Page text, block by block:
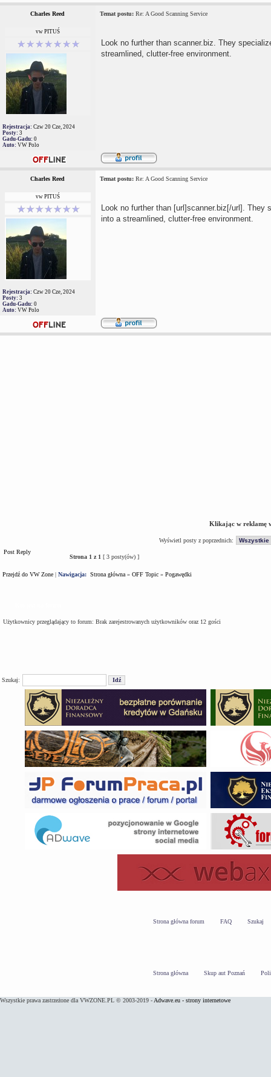
Charles Reed Temat postu: Re: A Good Scanning Service
vw PITUŚ
Rejestracja: Czw 20 Cze, 2024
Posty: 3
Gadu-Gadu: 0
Auto: VW Polo
Look no further than scanner.biz. They
streamlined, clutter-free environment.
Charles Reed Temat postu: Re: A Good Scanning Service
vw PITUŚ
Rejestracja: Czw 20 Cze, 2024
Posty: 3
Gadu-Gadu: 0
Auto: VW Polo
Look no further than [url]scanner.biz[/url].
into a streamlined, clutter-free environment.
Klikając w reklamę
Wyświetl posty z poprzednich:
Post Reply
Strona 1 z 1 [ 3 posty(ów) ]
Przejdź do VW Zone | Nawigacja: Strona główna » OFF Topic » Pogawędki
Użytkownicy przeglądający to forum: Brak zarejestrowanych użytkowników oraz 12 gości
Szukaj:
Strona główna forum FAQ Szukaj
Strona główna Skup aut Poznań
Wszystkie prawa zastrzeżone dla VWZONE.PL © 2003-2019 - Adwave.eu - strony internetowe